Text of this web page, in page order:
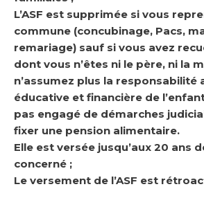
L’ASF est supprimée si vous
commune (concubinage, Pacs,
remariage) sauf si vous avez
dont vous n’êtes ni le père, ni la
n’assumez plus la responsabilité
éducative et financière de
pas engagé de démarches
fixer une pension alimentaire.
Elle est versée jusqu’aux 20 ans
concerné ;
Le versement de l’ASF est